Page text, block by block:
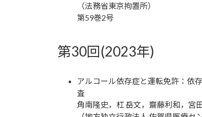
（法務省東京拘置所）
第59巻2号
第30回(2023年)
アルコール依存症と運転免許：依
査
角南隆史，杠 岳文，齋藤利和，宮